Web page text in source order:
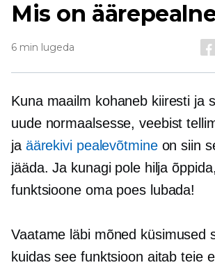
Mis on
6 min lugeda
Kuna maailm kohaneb kiiresti ja
uude normaalsesse, veebist
ja äärekivi pealevõtmineon siin
jääda. Ja kunagi pole hilja
funktsioone oma poes lubada!
Vaatame läbi mõned küsimused
kuidas see funktsioon aitab teie